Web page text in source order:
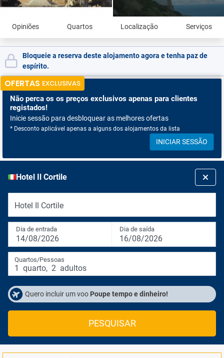
Opiniões Quartos Localização Serviços
Bloqueie a reserva deste alojamento agora e tenha paz de
espírito.
OFERTAS EXCLUSIVAS
Não perca os os preços exclusivos apenas para clientes
registados!
Inicie sessão para desbloquear as melhores ofertas
* Desconto aplicável apenas a alguns dos alojamentos da lista
INICIAR SESSÃO
Hotel Il Cortile
Hotel Il Cortile
Dia de entrada
14/08/2026
Dia de saída
16/08/2026
Quartos/Pessoas
1 quarto, 2 adultos
Quero incluir um voo Poupe tempo e dinheiro!
PESQUISAR